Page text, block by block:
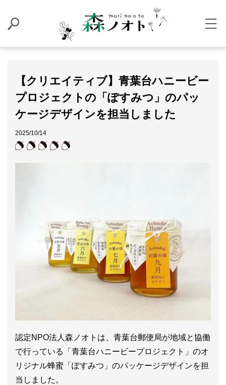
【クリエイティブ】青葉台ハニービー
プロジェクトの「ぽすみつ」のパッ
ケージデザインを担当しました
2025/10/14
認定NPO法人森ノオトは、青葉台郵便局が地域と協働
で行っている「青葉台ハニービープロジェクト」のオ
リジナル蜂蜜「ぽすみつ」のパッケージデザインを担
当しました。